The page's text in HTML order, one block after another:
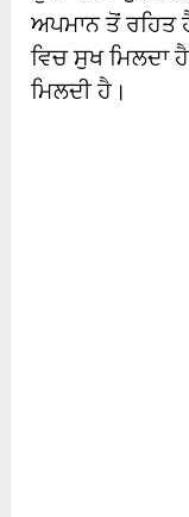
ਅਪਮਾਨ ਤੋਂ ਰਹਿਤ
ਵਿਚ ਸੁਖ ਮਿਲਦਾ
ਮਿਲਦੀ ਹੈ।